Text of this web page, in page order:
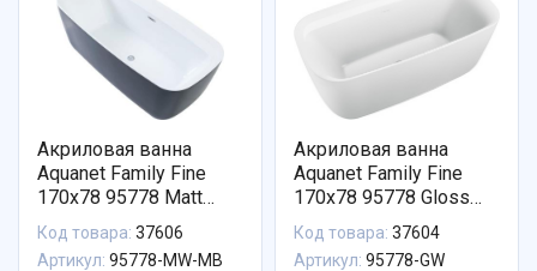
Акриловая ванна
Aquanet Family Fine
170x78 95778 Matt
Finish (панель Black
matte) 95778-MW-MB
Код товара: 37606
Артикул: 95778-MW-MB
Акриловая ванна
Aquanet Family Fine
170x78 95778 Gloss
Finish 95778-GW
Код товара: 37604
Артикул: 95778-GW